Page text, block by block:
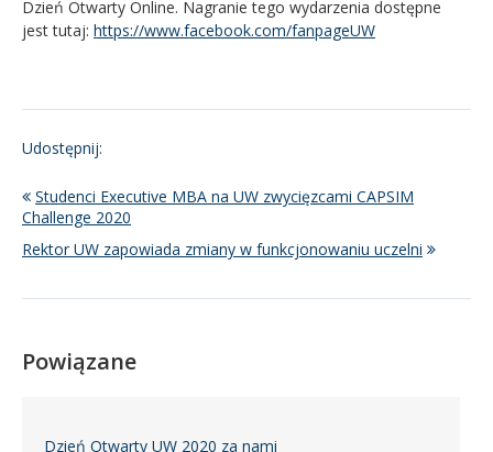
Dzień Otwarty Online. Nagranie tego wydarzenia dostępne
jest tutaj: https://www.facebook.com/fanpageUW
Udostępnij:
Studenci Executive MBA na UW zwycięzcami CAPSIM
Challenge 2020
Rektor UW zapowiada zmiany w funkcjonowaniu uczelni
Powiązane
Dzień Otwarty UW 2020 za nami